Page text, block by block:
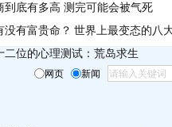
到底有多高 测完可能会被气死
没有富贵命？ 世界上最变态的八
二位的心理测试：荒岛求生
网页 新闻